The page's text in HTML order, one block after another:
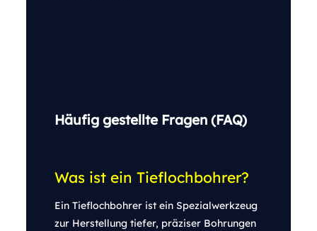
Häufig gestellte Fragen (FAQ)
Was ist ein Tieflochbohrer?
Ein Tieflochbohrer ist ein Spezialwerkzeug
zur Herstellung tiefer, präziser Bohrungen